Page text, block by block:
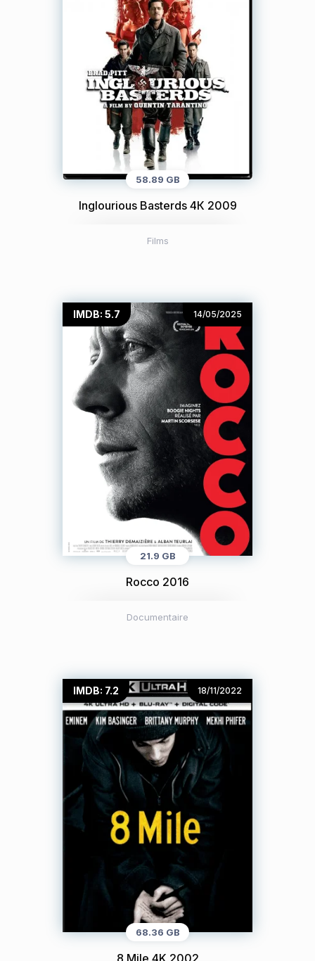
58.89 GB
Inglourious Basterds 4К 2009
Films
IMDB: 5.7 14/05/2025
21.9 GB
Rocco 2016
Documentaire
IMDB: 7.2 18/11/2022
68.36 GB